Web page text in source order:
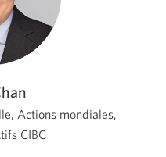
Actions mondiales,
CIBC